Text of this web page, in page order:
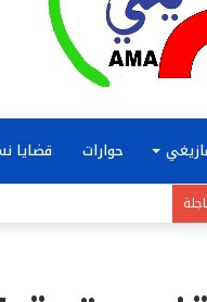
حوارات قضايا